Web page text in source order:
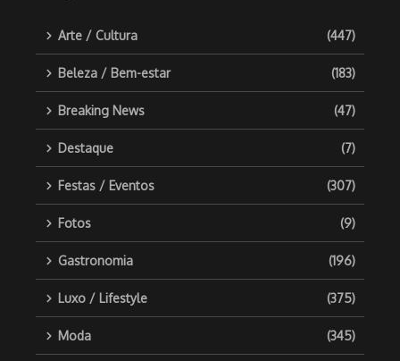
Arte / Cultura (447)
Beleza / Bem-estar (183)
Breaking News (47)
Destaque (7)
Festas / Eventos (307)
Fotos (9)
Gastronomia (196)
Luxo / Lifestyle (375)
Moda (345)